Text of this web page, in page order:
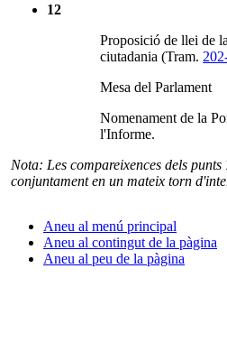
12
Proposició de llei de
ciutadania (Tram.
Mesa del Parlament
Nomenament de la
l'Informe.
Nota: Les compareixences dels
conjuntament en un mateix torn
Aneu al menú principal
Aneu al contingut de la pàgina
Aneu al peu de la pàgina